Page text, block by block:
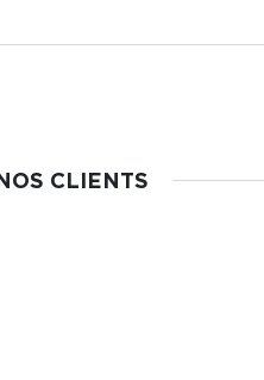
CLIENTS